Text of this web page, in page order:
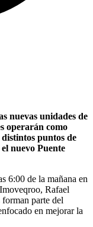
nuevas unidades de
operarán como
puntos de
nuevo Puente
6:00 de la mañana en
Rafael
parte del
en mejorar la